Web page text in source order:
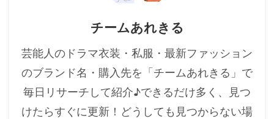
チームあれきる
芸能人のドラマ衣装・私服・最新ファッション
のブランド名・購入先を「チームあれきる」で
毎日リサーチして紹介♪できるだけ多く、見つ
けたらすぐに更新！どうしても見つからない場